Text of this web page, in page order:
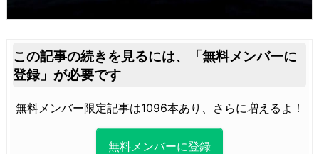
この記事の続きを見るには、
「無料メンバーに
登録」が必要です
無料メンバー限定記事は1096本あり、さらに増えるよ！
無料メンバーに登録